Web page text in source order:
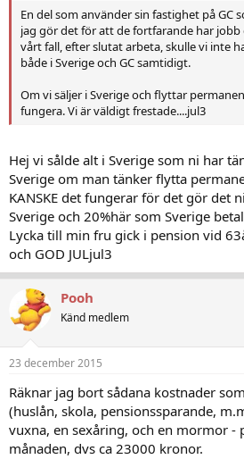
En del som använder sin fastighet på GC
jag gör det för att de fortfarande har
vårt fall, efter slutat arbeta, skulle vi inte
både i Sverige och GC samtidigt.
Om vi säljer i Sverige och flyttar
fungera. Vi är väldigt frestade....jul3
Hej vi sålde alt i Sverige som ni har
Sverige om man tänker flytta
KANSKE det fungerar för det gör det
Sverige och 20%här som Sverige
Lycka till min fru gick i pension vid
och GOD JULjul3
Pooh
Känd medlem
23 december 2015
Räknar jag bort sådana kostnader
(huslån, skola, pensionssparande,
vuxna, en sexåring, och en mormor -
månaden, dvs ca 23000 kronor.